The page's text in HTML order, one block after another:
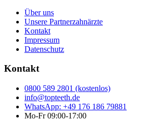
Über uns
Unsere Partnerzahnärzte
Kontakt
Impressum
Datenschutz
Kontakt
0800 589 2801 (kostenlos)
info@topteeth.de
WhatsApp: +49 176 186 79881
Mo-Fr 09:00-17:00